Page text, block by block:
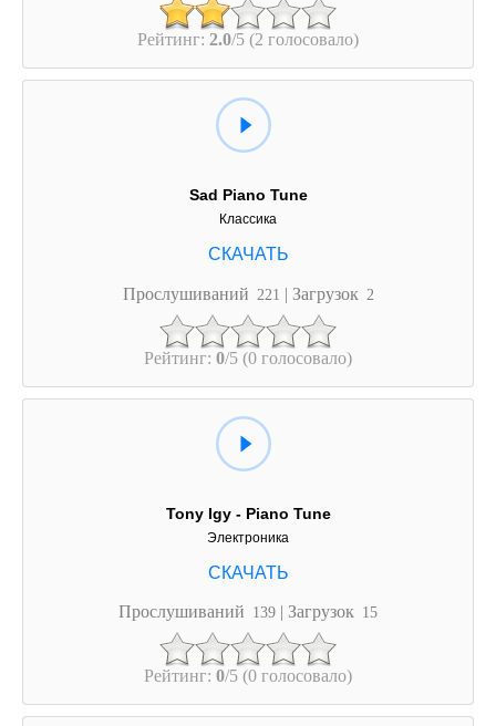
Рейтинг: 2.0/5 (2 голосовало)
Sad Piano Tune
Классика
Прослушиваний 221 | Загрузок 2
Рейтинг: 0/5 (0 голосовало)
Tony Igy - Piano Tune
Электроника
Прослушиваний 139 | Загрузок 15
Рейтинг: 0/5 (0 голосовало)